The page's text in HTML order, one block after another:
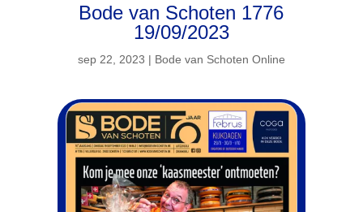
Bode van Schoten 1776
19/09/2023
sep 22, 2023 | Bode van Schoten Online